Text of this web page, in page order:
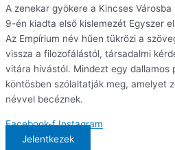
A zenekar gyökere a Kincses
9-én kiadta első kislemezét Egyszer
Az Empírium név hűen tükrözi a
vissza a filozofálástól, társadalmi
vitára hívástól. Mindezt egy dallamos
köntösben szólaltatják meg, amelyet
névvel becéznek.
Facebook-f Instagram
Jelentkezek